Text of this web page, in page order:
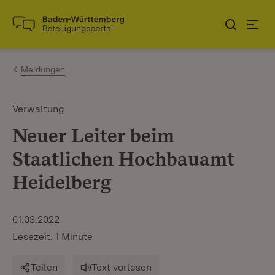
Zum Inhalt springen
Link zur Startseite
Meldungen
Verwaltung
Neuer Leiter beim
Staatlichen Hochbauamt
Heidelberg
01.03.2022
Lesezeit: 1 Minute
Teilen Text vorlesen